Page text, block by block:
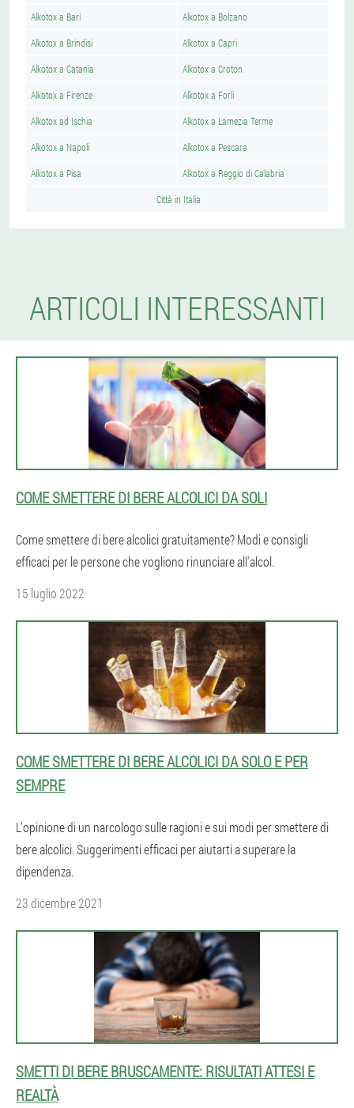
Alkotox a Bari Alkotox a Bolzano
Alkotox a Brindisi Alkotox a Capri
Alkotox a Catania Alkotox a Croton
Alkotox a Firenze Alkotox a Forli
Alkotox ad Ischia Alkotox a Lamezia Terme
Alkotox a Napoli Alkotox a Pescara
Alkotox a Pisa Alkotox a Reggio di Calabria
Città in Italia
ARTICOLI INTERESSANTI
COME SMETTERE DI BERE ALCOLICI DA SOLI
Come smettere di bere alcolici gratuitamente? Modi e consigli
efficaci per le persone che vogliono rinunciare all'alcol.
15 luglio 2022
COME SMETTERE DI BERE ALCOLICI DA SOLO E PER
SEMPRE
L'opinione di un narcologo sulle ragioni e sui modi per smettere di
bere alcolici. Suggerimenti efficaci per aiutarti a superare la
dipendenza.
23 dicembre 2021
SMETTI DI BERE BRUSCAMENTE: RISULTATI ATTESI E
REALTÀ